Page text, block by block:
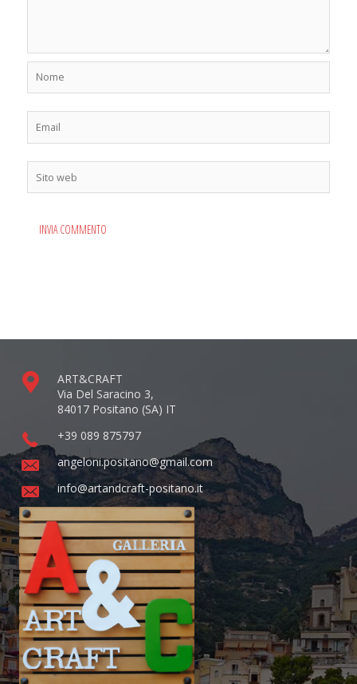
web
ART&CRAFT
Via Del Saracino 3,
84017 Positano (SA) IT
+39 089 875797
angeloni.positano@gmail.com
info@artandcraft-positano.it